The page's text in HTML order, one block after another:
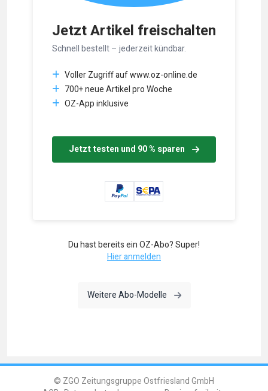
Jetzt Artikel freischalten
Schnell bestellt – jederzeit kündbar.
Voller Zugriff auf www.oz-online.de
700+ neue Artikel pro Woche
OZ-App inklusive
Jetzt testen und 90 % sparen
Du hast bereits ein OZ-Abo? Super!
Hier anmelden
Weitere Abo-Modelle
© ZGO Zeitungsgruppe Ostfriesland GmbH